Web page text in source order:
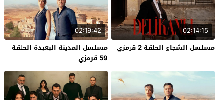
02:14:15
مسلسل الشجاع الحلقة 2 قرمزي
02:19:42
مسلسل المدينة البعيدة الحلقة
59 قرمزي